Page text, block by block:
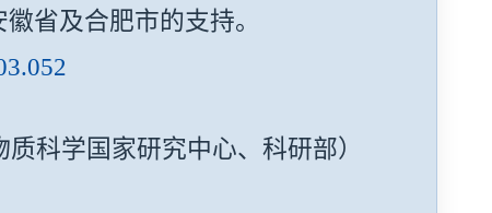
省及合肥市的支持。
学国家研究中心、科研部）